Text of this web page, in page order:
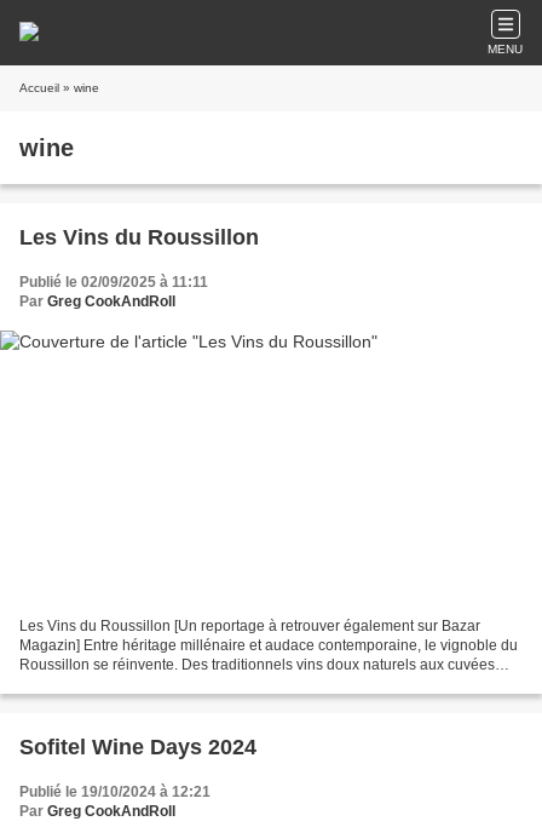
MENU
Accueil » wine
wine
Les Vins du Roussillon
Publié le 02/09/2025 à 11:11
Par Greg CookAndRoll
Les Vins du Roussillon [Un reportage à retrouver également sur Bazar
Magazin] Entre héritage millénaire et audace contemporaine, le vignoble du
Roussillon se réinvente. Des traditionnels vins doux naturels aux cuvées
Sofitel Wine Days 2024
Publié le 19/10/2024 à 12:21
Par Greg CookAndRoll